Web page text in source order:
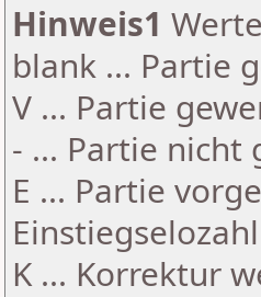
Hinweis1
blank ... Partie
V ... Partie
- ... Partie nicht
E ... Partie
K ... Korrektur